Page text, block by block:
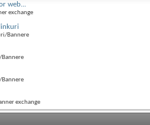
web...
exchange
Bannere
exchange